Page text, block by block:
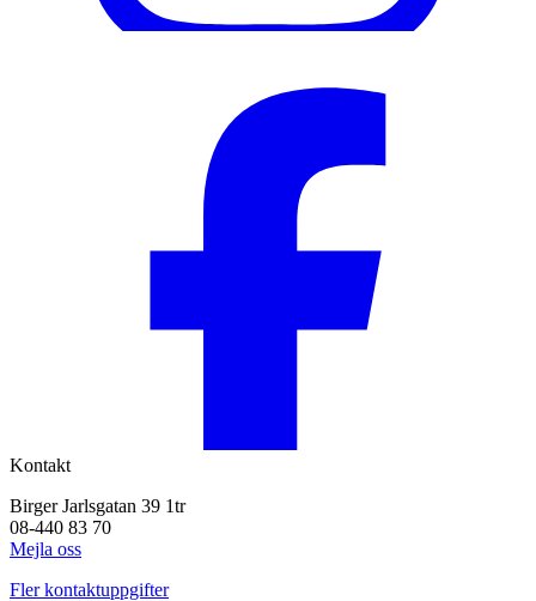
Kontakt
Birger Jarlsgatan 39 1tr
08-440 83 70
Mejla oss
Fler kontaktuppgifter